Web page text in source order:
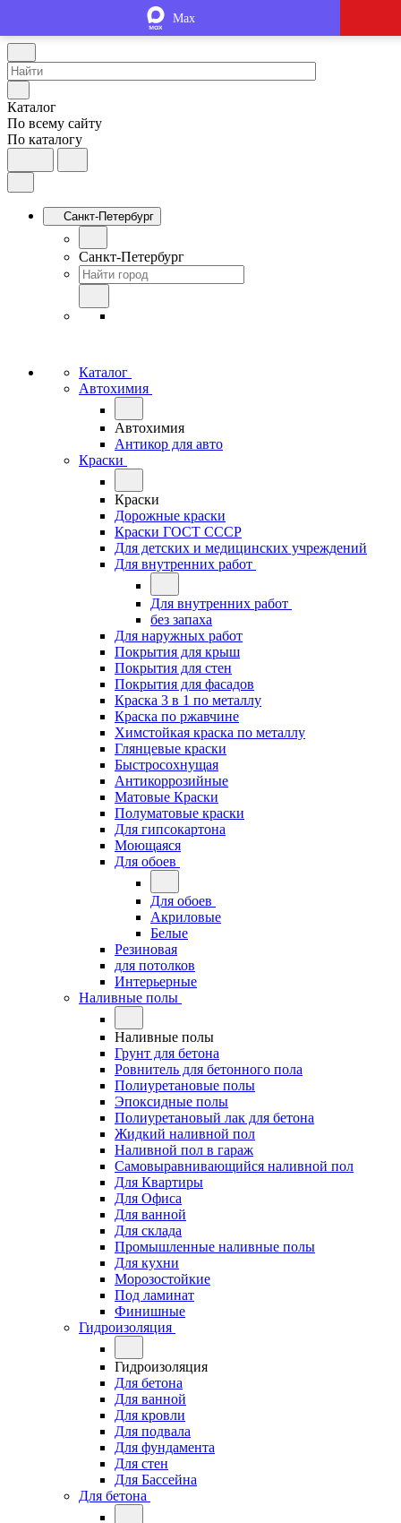
Каталог
По всему сайту
По каталогу
Санкт-Петербург
Санкт-Петербург
Каталог
Автохимия
Автохимия
Антикор для авто
Краски
Краски
Дорожные краски
Краски ГОСТ СССР
Для детских и медицинских учреждений
Для внутренних работ
Для внутренних работ
без запаха
Для наружных работ
Покрытия для крыш
Покрытия для стен
Покрытия для фасадов
Краска 3 в 1 по металлу
Краска по ржавчине
Химстойкая краска по металлу
Глянцевые краски
Быстросохнущая
Антикоррозийные
Матовые Краски
Полуматовые краски
Для гипсокартона
Моющаяся
Для обоев
Для обоев
Акриловые
Белые
Резиновая
для потолков
Интерьерные
Наливные полы
Наливные полы
Грунт для бетона
Ровнитель для бетонного пола
Полиуретановые полы
Эпоксидные полы
Полиуретановый лак для бетона
Жидкий наливной пол
Наливной пол в гараж
Самовыравнивающийся наливной пол
Для Квартиры
Для Офиса
Для ванной
Для склада
Промышленные наливные полы
Для кухни
Морозостойкие
Под ламинат
Финишные
Гидроизоляция
Гидроизоляция
Для бетона
Для ванной
Для кровли
Для подвала
Для фундамента
Для стен
Для Бассейна
Для бетона
Max